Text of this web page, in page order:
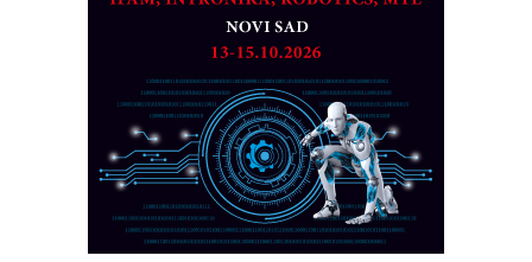
CTO - Prilagodite svoju toplinsku
Razvoj asortimanskog pravca MINI-
PLC AKYTEC
AUKOM: Svetski standard metrologije
dostupan u Srbiji
MOTOMAN – NEXT-Robotika vođena
veštačkom inteligencijom
I.SAFE MOBILE revolucioniše